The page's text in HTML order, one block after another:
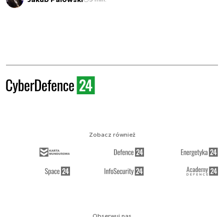
Zobacz również